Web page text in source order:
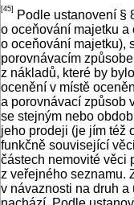
[45]
Podle ustanovení §
o oceňování majetku a
o oceňování majetku),
porovnávacím
z nákladů, které by
ocenění v místě
a porovnávací způsob
se stejným nebo
jeho prodeji (je jím též
funkčně související
částech nemovité věci
z veřejného seznamu.
v návaznosti na druh a